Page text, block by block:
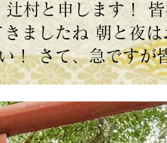
村と申します！
ましたね 朝と夜
！ さて、急ですが